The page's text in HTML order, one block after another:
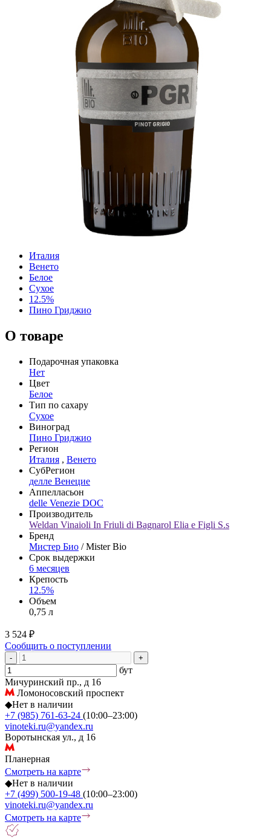
Италия
Венето
Белое
Сухое
12.5%
Пино Гриджио
О товаре
Подарочная упаковка
Нет
Цвет
Белое
Тип по сахару
Сухое
Виноград
Пино Гриджио
Регион
Италия , Венето
СубРегион
делле Венецие
Аппелласьон
delle Venezie DOC
Производитель
Weldan Vinaioli In Friuli di Bagnarol Elia e Figli S.s
Бренд
Мистер Био / Mister Bio
Срок выдержки
6 месяцев
Крепость
12.5%
Объем
0,75 л
3 524 ₽
Сообщить о поступлении
- +
бут
Мичуринский пр., д 16
Ломоносовский проспект
◆Нет в наличии
+7 (985) 761-63-24 (10:00–23:00)
vinoteki.ru@yandex.ru
Воротынская ул., д 16
Планерная
Смотреть на карте
◆Нет в наличии
+7 (499) 500-19-48 (10:00–23:00)
vinoteki.ru@yandex.ru
Смотреть на карте